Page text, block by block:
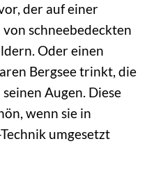
der auf einer
schneebedeckten
Oder einen
Bergsee trinkt, die
Augen. Diese
wenn sie in
umgesetzt